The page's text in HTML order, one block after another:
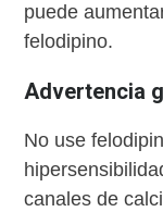
puede
felodipino.
Advertencia
No use
canales de